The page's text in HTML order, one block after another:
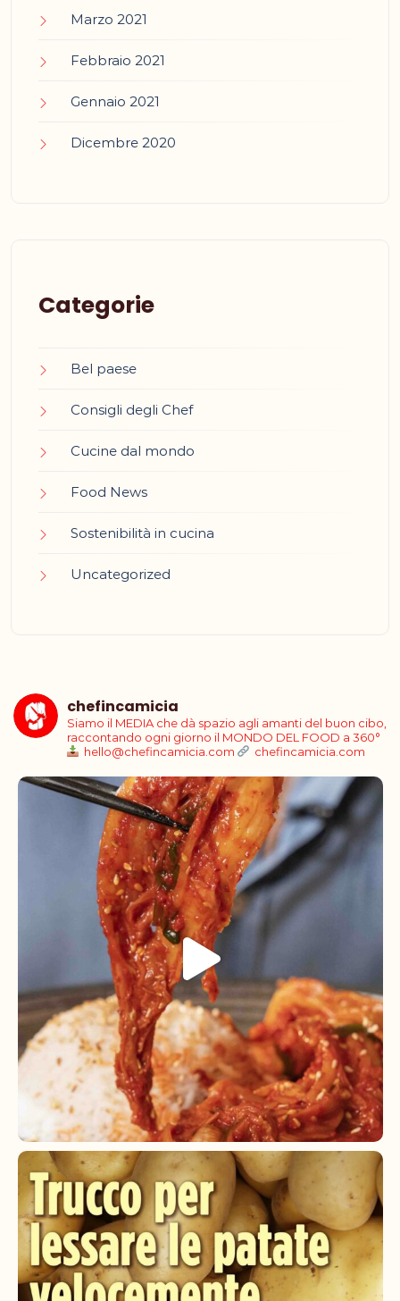
Marzo 2021
Febbraio 2021
Gennaio 2021
Dicembre 2020
Categorie
Bel paese
Consigli degli Chef
Cucine dal mondo
Food News
Sostenibilità in cucina
Uncategorized
chefincamicia
Siamo il MEDIA che dà spazio agli amanti del buon cibo,
raccontando ogni giorno il MONDO DEL FOOD a 360°
hello@chefincamicia.com
chefincamicia.com